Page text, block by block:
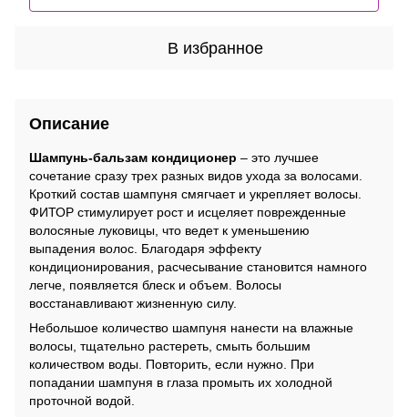
В избранное
Описание
Шампунь-бальзам кондиционер – это лучшее
сочетание сразу трех разных видов ухода за волосами.
Кроткий состав шампуня смягчает и укрепляет волосы.
ФИТОР стимулирует рост и исцеляет поврежденные
волосяные луковицы, что ведет к уменьшению
выпадения волос. Благодаря эффекту
кондиционирования, расчесывание становится намного
легче, появляется блеск и объем. Волосы
восстанавливают жизненную силу.
Небольшое количество шампуня нанести на влажные
волосы, тщательно растереть, смыть большим
количеством воды. Повторить, если нужно. При
попадании шампуня в глаза промыть их холодной
проточной водой.